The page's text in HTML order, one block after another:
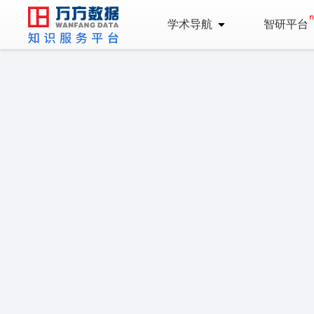
学术导航 智研平台